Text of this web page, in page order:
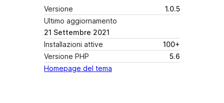
Versione
1.0.5
Ultimo aggiornamento
21 Settembre 2021
Installazioni attive
100+
Versione PHP
5.6
Homepage del tema